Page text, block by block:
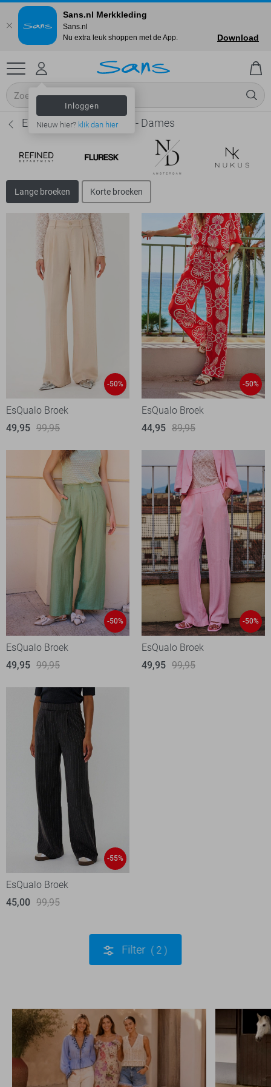
Inloggen
Nieuw hier? klik dan hier
EsQualo Lange broeken - Dames
Lange broeken Korte broeken
-50%
EsQualo Broek
49,95 99,95
-50%
EsQualo Broek
44,95 89,95
-50%
EsQualo Broek
49,95 99,95
-50%
EsQualo Broek
49,95 99,95
-55%
EsQualo Broek
45,00 99,95
Filter 2
Sans.nl Merkkleding
Sans.nl
Nu extra leuk shoppen met de App.
Download